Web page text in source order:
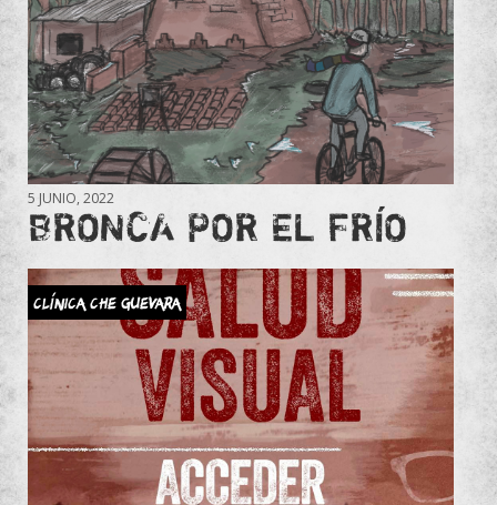
5 JUNIO, 2022
BRONCA POR EL FRÍO
Clínica Che Guevara